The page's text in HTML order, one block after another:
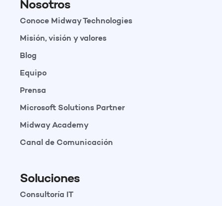
Nosotros
Conoce Midway Technologies
Misión, visión y valores
Blog
Equipo
Prensa
Microsoft Solutions Partner
Midway Academy
Canal de Comunicación
Soluciones
Consultoría IT